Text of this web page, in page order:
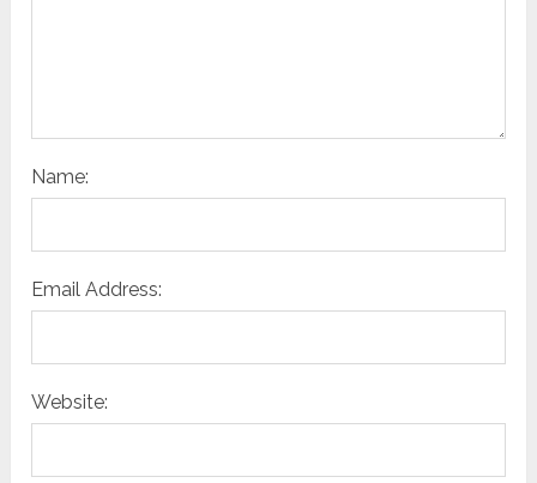
Name:
Email Address:
Website: